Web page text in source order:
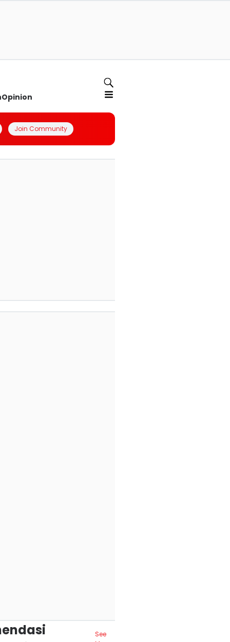
Opinion
Join Community
See